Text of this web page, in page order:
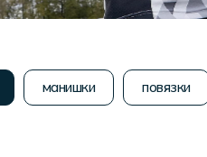
манишки повязки